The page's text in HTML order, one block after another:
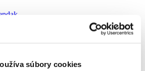
súbory cookies